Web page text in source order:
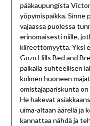
pääkaupungista
yöpymispaikka. Sinne
vajaassa puolessa
erinomaisesti niille,
kiireettömyyttä. Yksi
Gozo Hills Bed and
paikalla suhteellisen
kolmen huoneen
omistajapariskunta
He hakevat
uima-altaan äärellä ja
kannattaa nähdä ja